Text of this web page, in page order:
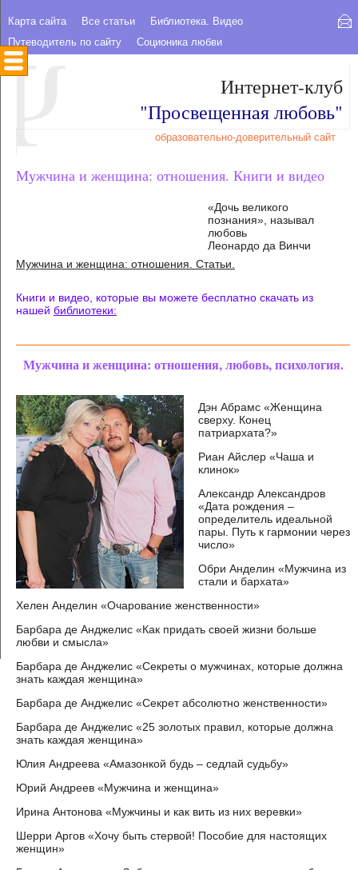
Карта сайта Все статьи
Библиотека. Видео
Путеводитель по сайту
Соционика любви
Интернет-клуб
"Просвещенная любовь"
образовательно-доверительный сайт
Мужчина и женщина: отношения. Книги и видео
«Дочь великого
познания», называл
любовь
Леонардо да Винчи
Мужчина и женщина: отношения. Статьи.
Книги и видео, которые вы можете бесплатно скачать из
нашей библиотеки:
Мужчина и женщина: отношения, любовь, психология.
Дэн Абрамс «Женщина
сверху. Конец
патриархата?»
Риан Айслер «Чаша и
клинок»
Александр Александров
«Дата рождения –
определитель идеальной
пары. Путь к гармонии через
число»
Обри Анделин «Мужчина из
стали и бархата»
Хелен Анделин «Очарование женственности»
Барбара де Анджелис «Как придать своей жизни больше
любви и смысла»
Барбара де Анджелис «Секреты о мужчинах, которые должна
знать каждая женщина»
Барбара де Анджелис «Секрет абсолютно женственности»
Барбара де Анджелис «25 золотых правил, которые должна
знать каждая женщина»
Юлия Андреева «Амазонкой будь – седлай судьбу»
Юрий Андреев «Мужчина и женщина»
Ирина Антонова «Мужчины и как вить из них веревки»
Шерри Аргов «Хочу быть стервой! Пособие для настоящих
женщин»